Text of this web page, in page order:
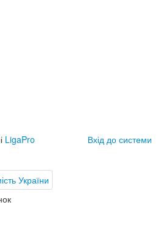
LigaPro Вхід до системи